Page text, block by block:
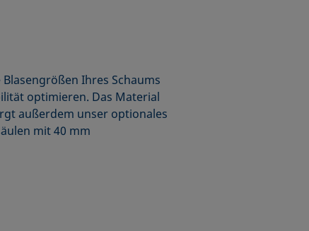
Ihres Schaums
optimieren. Das Material
außerdem unser optionales
mit 40 mm